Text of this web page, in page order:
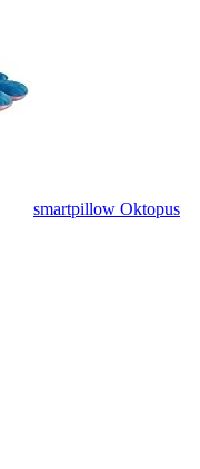
smartpillow Oktopus